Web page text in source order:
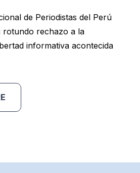
de Periodistas del Perú
rotundo rechazo a la
informativa acontecida